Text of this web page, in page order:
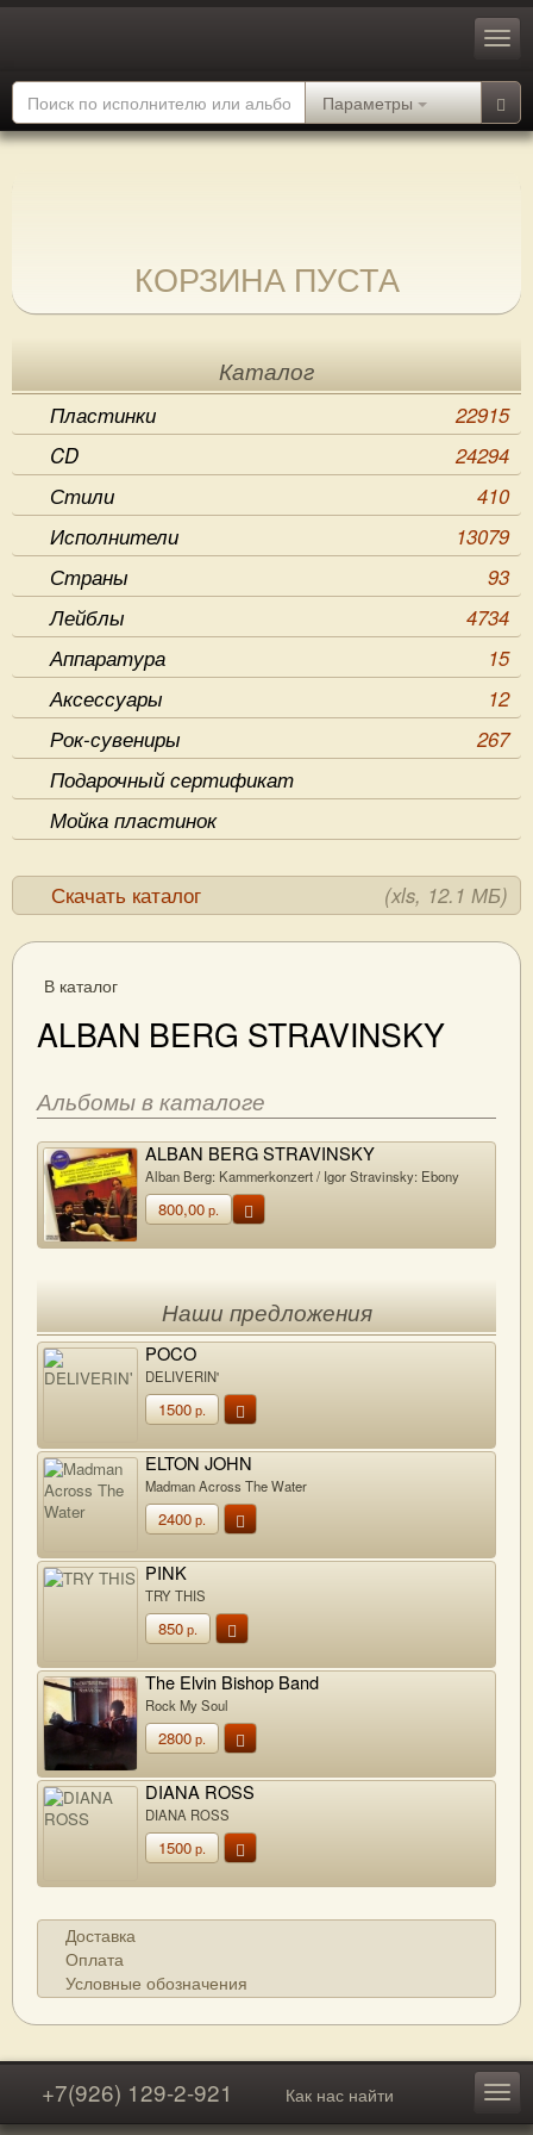
Параметры
КОРЗИНА ПУСТА
Каталог
Пластинки
22915
CD
24294
Стили
410
Исполнители
13079
Страны
93
Лейблы
4734
Аппаратура
15
Аксессуары
12
Рок-сувениры
267
Подарочный сертификат
Мойка пластинок
Скачать каталог (xls, 12.1 МБ)
В каталог
ALBAN BERG STRAVINSKY
Альбомы в каталоге
ALBAN BERG STRAVINSKY
Alban Berg: Kammerkonzert / Igor Stravinsky: Ebony
Concerto - Dumbarton Oaks - 8 Miniatures
800,00р.
Наши предложения
POCO
DELIVERIN'
1500р.
ELTON JOHN
Madman Across The Water
2400р.
PINK
TRY THIS
850р.
The Elvin Bishop Band
Rock My Soul
2800р.
DIANA ROSS
DIANA ROSS
1500р.
Доставка
Оплата
Условные обозначения
+7(926) 129-2-921 Как нас найти